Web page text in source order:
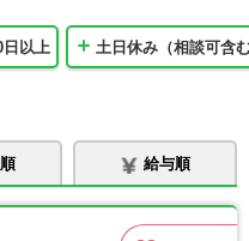
以上 土日休み（相談可含
給与順